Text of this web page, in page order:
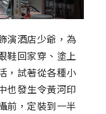
酒店少爺，為
鞋回家穿、塗上
，試著從各種小
也發生令黃河印
前，定裝到一半